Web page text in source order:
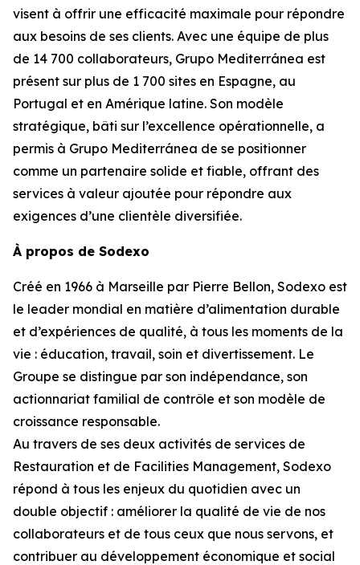
visent à offrir une efficacité maximale pour répondre
aux besoins de ses clients. Avec une équipe de plus
de 14 700 collaborateurs, Grupo Mediterránea est
présent sur plus de 1 700 sites en Espagne, au
Portugal et en Amérique latine. Son modèle
stratégique, bâti sur l’excellence opérationnelle, a
permis à Grupo Mediterránea de se positionner
comme un partenaire solide et fiable, offrant des
services à valeur ajoutée pour répondre aux
exigences d’une clientèle diversifiée.
À propos de Sodexo
Créé en 1966 à Marseille par Pierre Bellon, Sodexo est
le leader mondial en matière d’alimentation durable
et d’expériences de qualité, à tous les moments de la
vie : éducation, travail, soin et divertissement. Le
Groupe se distingue par son indépendance, son
actionnariat familial de contrôle et son modèle de
croissance responsable.
Au travers de ses deux activités de services de
Restauration et de Facilities Management, Sodexo
répond à tous les enjeux du quotidien avec un
double objectif : améliorer la qualité de vie de nos
collaborateurs et de tous ceux que nous servons, et
contribuer au développement économique et social